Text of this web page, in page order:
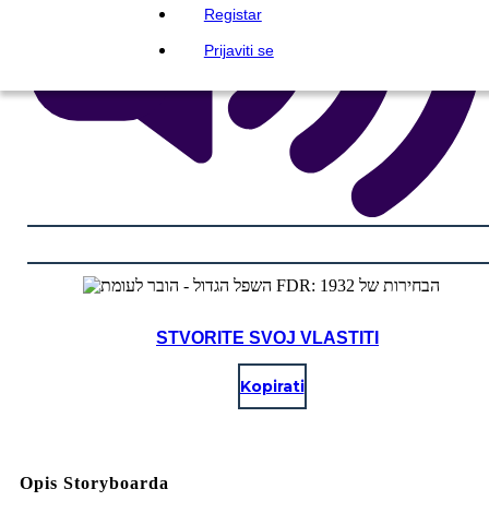
Registar
Prijaviti se
STVORITE SVOJ VLASTITI
Kopirati
Opis Storyboarda